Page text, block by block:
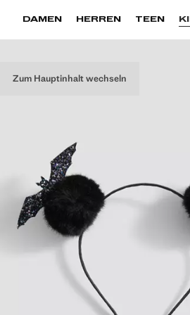
Zum Hauptinhalt wechseln
DAMEN HERREN TEEN